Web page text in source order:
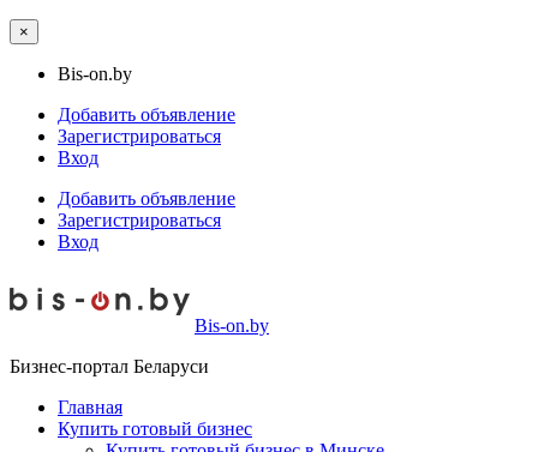
×
Bis-on.by
Добавить объявление
Зарегистрироваться
Вход
Добавить объявление
Зарегистрироваться
Вход
Bis-on.by
Бизнес-портал Беларуси
Главная
Купить готовый бизнес